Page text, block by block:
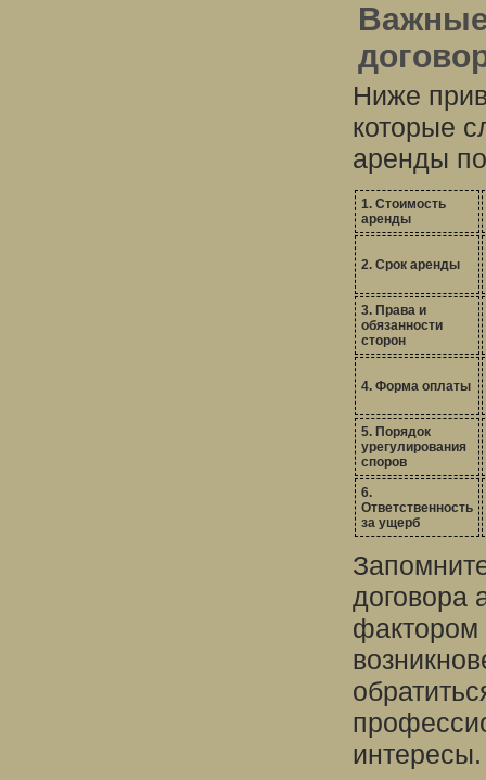
Ниже
которые
аренды
1. Стоимость
аренды
2. Срок аренды
3. Права и
обязанности
сторон
4. Форма оплаты
5. Порядок
урегулирования
споров
6.
Ответственность
за ущерб
договора
фактором
интересы.